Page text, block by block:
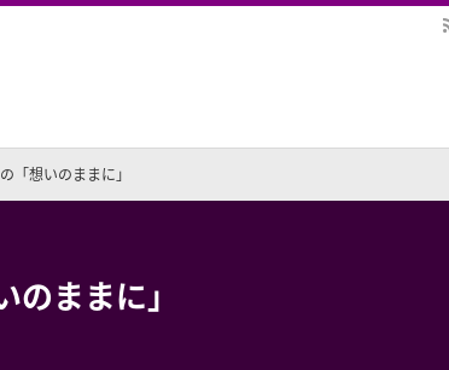
「想いのままに」
ままに」